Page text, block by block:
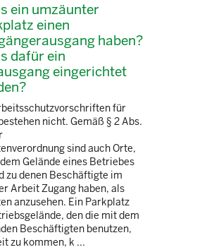
ein umzäunter
einen
haben?
dafür ein
eingerichtet
für
nicht. Gemäß § 2 Abs.
sind auch Orte,
Gelände eines Betriebes
zu denen Beschäftigte im
Arbeit Zugang haben, als
anzusehen. Ein Parkplatz
den die mit dem
Beschäftigten benutzen,
zu kommen, k ...